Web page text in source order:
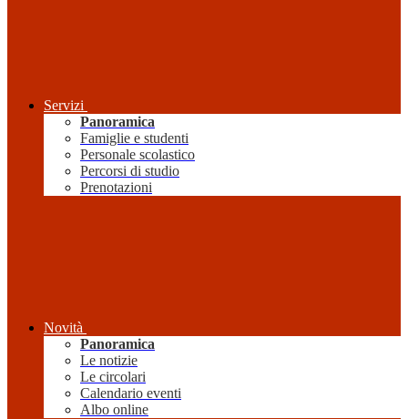
Servizi
Panoramica
Famiglie e studenti
Personale scolastico
Percorsi di studio
Prenotazioni
Novità
Panoramica
Le notizie
Le circolari
Calendario eventi
Albo online